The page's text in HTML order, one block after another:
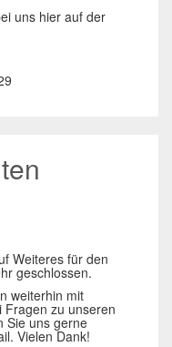
uns hier auf der
Weiteres für den
geschlossen.
weiterhin mit
Fragen zu unseren
Sie uns gerne
Vielen Dank!